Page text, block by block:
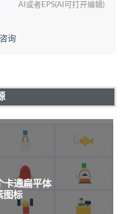
AI或者EPS(AI可打开编辑)
询
卡通扁平体
图标